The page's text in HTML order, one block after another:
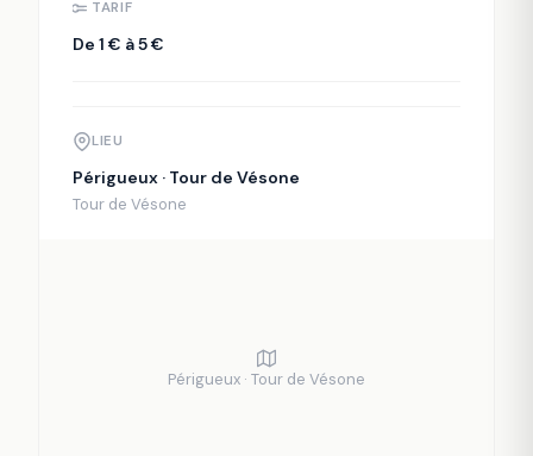
TARIF
De 1 € à 5 €
LIEU
Périgueux · Tour de Vésone
Tour de Vésone
Périgueux · Tour de Vésone